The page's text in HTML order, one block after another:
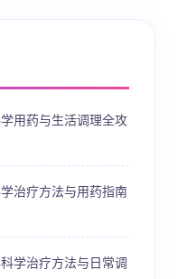
用药与生活调理全攻
治疗方法与用药指南
学治疗方法与日常调